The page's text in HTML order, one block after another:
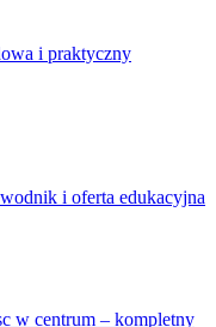
i praktyczny
i oferta edukacyjna
w centrum – kompletny